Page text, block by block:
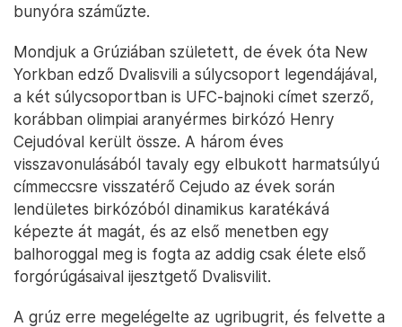
bunyóra száműzte.
Mondjuk a Grúziában született, de évek óta New
Yorkban edző Dvalisvili a súlycsoport legendájával,
a két súlycsoportban is UFC-bajnoki címet szerző,
korábban olimpiai aranyérmes birkózó Henry
Cejudóval került össze. A három éves
visszavonulásából tavaly egy elbukott harmatsúlyú
címmeccsre visszatérő Cejudo az évek során
lendületes birkózóból dinamikus karatékává
képezte át magát, és az első menetben egy
balhoroggal meg is fogta az addig csak élete első
forgórúgásaival ijesztgető Dvalisvilit.
A grúz erre megelégelte az ugribugrit, és felvette a